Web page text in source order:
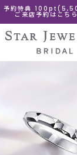
】予約特典
ご来店予約はこち